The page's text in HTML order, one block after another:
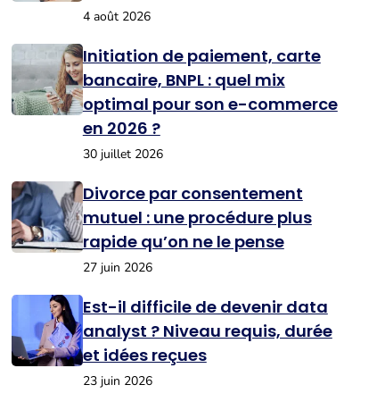
4 août 2026
Initiation de paiement, carte
bancaire, BNPL : quel mix
optimal pour son e-commerce
en 2026 ?
30 juillet 2026
Divorce par consentement
mutuel : une procédure plus
rapide qu’on ne le pense
27 juin 2026
Est-il difficile de devenir data
analyst ? Niveau requis, durée
et idées reçues
23 juin 2026